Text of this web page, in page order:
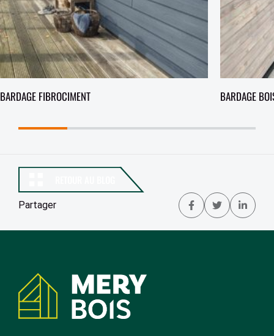
BARDAGE FIBROCIMENT BARDAGE
Partager
Partager
Tweet
Coordonnées